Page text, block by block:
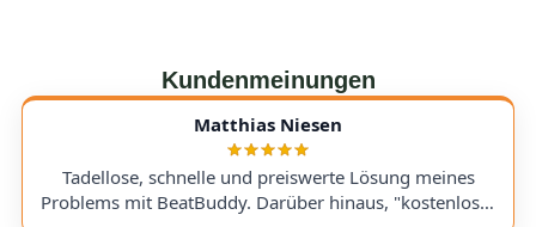
Kundenmeinungen
Matthias Niesen
Tadellose, schnelle und preiswerte Lösung meines
Problems mit BeatBuddy. Darüber hinaus, "kostenloser